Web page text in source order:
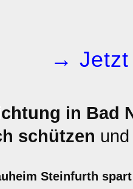
→ Jetzt
in Bad
schützen und
Steinfurth